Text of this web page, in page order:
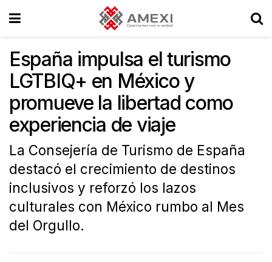
España impulsa el turismo
LGTBIQ+ en México y
promueve la libertad como
experiencia de viaje
La Consejería de Turismo de España
destacó el crecimiento de destinos
inclusivos y reforzó los lazos
culturales con México rumbo al Mes
del Orgullo.